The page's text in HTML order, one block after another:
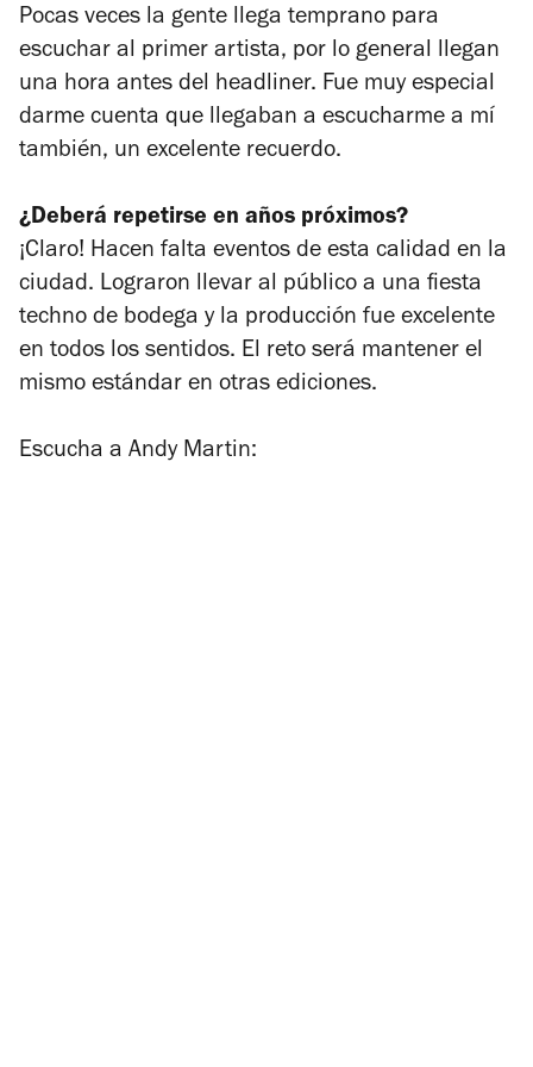
Pocas veces la gente llega temprano para
escuchar al primer artista, por lo general llegan
una hora antes del headliner. Fue muy especial
darme cuenta que llegaban a escucharme a mí
también, un excelente recuerdo.
¿Deberá repetirse en años próximos?
¡Claro! Hacen falta eventos de esta calidad en la
ciudad. Lograron llevar al público a una fiesta
techno de bodega y la producción fue excelente
en todos los sentidos. El reto será mantener el
mismo estándar en otras ediciones.
Escucha a Andy Martin: